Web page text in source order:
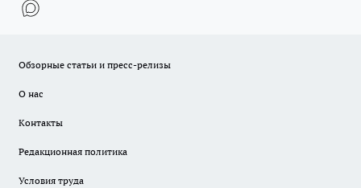
Обзорные статьи и пресс-релизы
О нас
Контакты
Редакционная политика
Условия труда